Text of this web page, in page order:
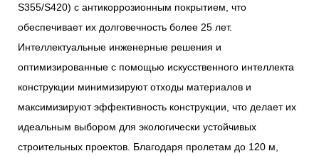
S355/S420) с антикоррозионным покрытием, что
обеспечивает их долговечность более 25 лет.
Интеллектуальные инженерные решения и
оптимизированные с помощью искусственного интеллекта
конструкции минимизируют отходы материалов и
максимизируют эффективность конструкции, что делает их
идеальным выбором для экологически устойчивых
строительных проектов. Благодаря пролетам до 120 м,